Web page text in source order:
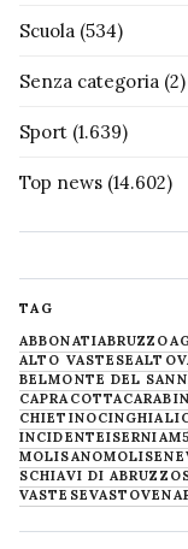
Scuola (534)
Senza categoria (2)
Sport (1.639)
Top news (14.602)
TAG
ABBONATIABRUZZO
ALTO VASTESE
BELMONTE DEL
CAPRACOTTA
CHIETINOCINGHIALI
INCIDENTEISERNIA
MOLISANOMOLISE
SCHIAVI DI ABRUZZO
VASTESEVASTO